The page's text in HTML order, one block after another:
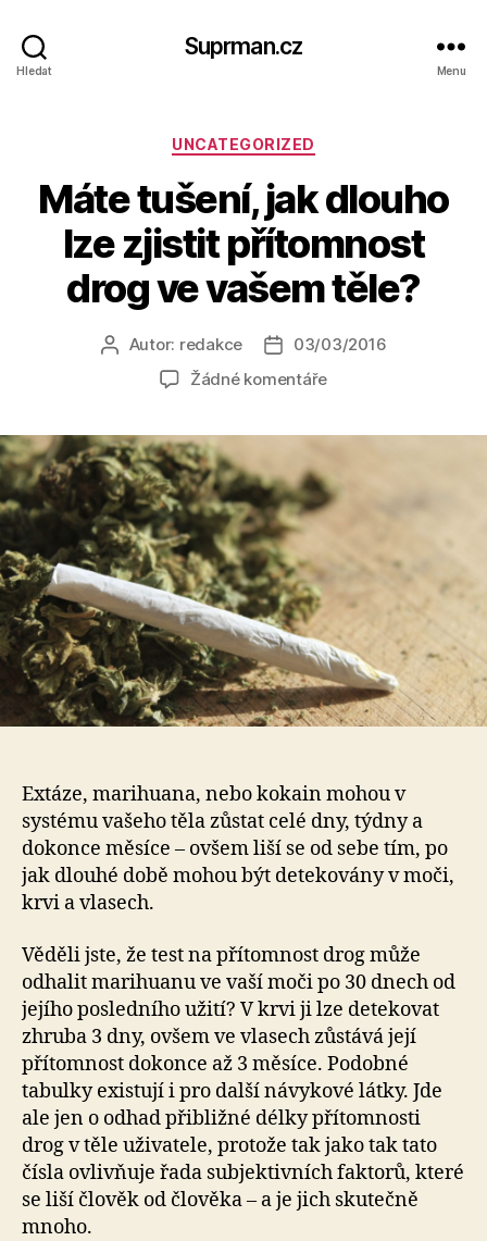
Hledat
Suprman.cz
Menu
Rubriky
UNCATEGORIZED
Máte tušení, jak dlouho
lze zjistit přítomnost
drog ve vašem těle?
Autor
příspěvku
Autor: redakce
Datum
příspěvku
03/03/2016
Žádné komentářeu
tušení,
zjistit
přítomnost
drog
ve
vašem
těle?
Extáze, marihuana, nebo kokain mohou v
systému vašeho těla zůstat celé dny, týdny a
dokonce měsíce – ovšem liší se od sebe tím, po
jak dlouhé době mohou být detekovány v moči,
krvi a vlasech.
Věděli jste, že test na přítomnost drog může
odhalit marihuanu ve vaší moči po 30 dnech od
jejího posledního užití? V krvi ji lze detekovat
zhruba 3 dny, ovšem ve vlasech zůstává její
přítomnost dokonce až 3 měsíce. Podobné
tabulky existují i pro další návykové látky. Jde
ale jen o odhad přibližné délky přítomnosti
drog v těle uživatele, protože tak jako tak tato
čísla ovlivňuje řada subjektivních faktorů, které
se liší člověk od člověka – a je jich skutečně
mnoho.